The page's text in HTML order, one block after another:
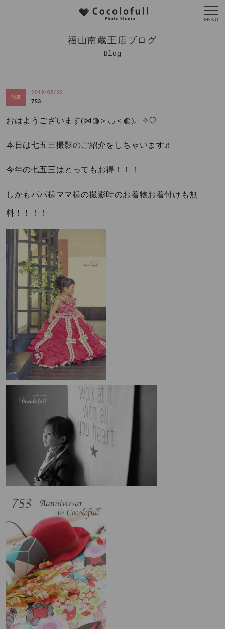
福山南蔵王店ブログ
Blog
写真
2019/05/22
753
おはようございます(⋈◍ ＞◡＜◍)。✧♡
本日は七五三撮影のご紹介をしちゃいます♬
今年の七五三はとってもお得！！！
しかもパパ様ママ様の撮影時のお着物お着付けも無
料！！！！